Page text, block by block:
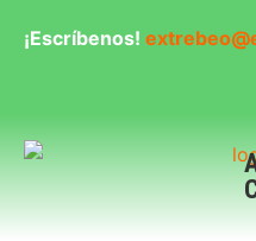
¡Escríbenos!